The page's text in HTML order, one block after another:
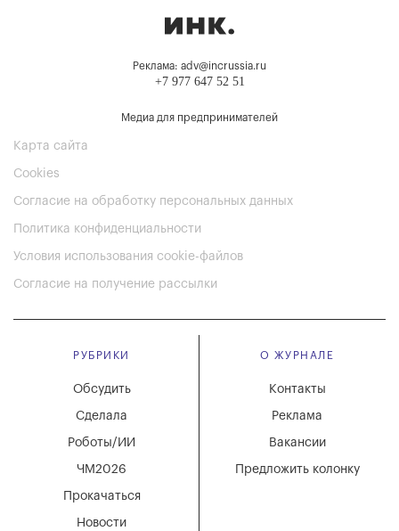
Реклама: adv@incrussia.ru
+7 977 647 52 51
Медиа для предпринимателей
Карта сайта
Cookies
Согласие на обработку персональных данных
Политика конфиденциальности
Условия использования cookie-файлов
Согласие на получение рассылки
РУБРИКИ
Новости
Обсудить
Сделала
Роботы/ИИ
ЧМ2026
Прокачаться
О ЖУРНАЛЕ
Вакансии
Реклама
Контакты
Предложить колонку